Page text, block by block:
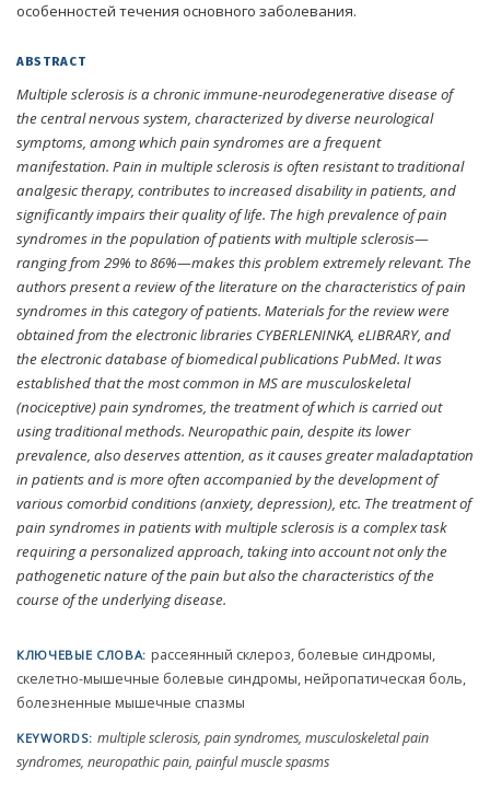
особенностей течения основного заболевания.
ABSTRACT
Multiple sclerosis is a chronic immune-neurodegenerative disease of
the central nervous system, characterized by diverse neurological
symptoms, among which pain syndromes are a frequent
manifestation. Pain in multiple sclerosis is often resistant to traditional
analgesic therapy, contributes to increased disability in patients, and
significantly impairs their quality of life. The high prevalence of pain
syndromes in the population of patients with multiple sclerosis—
ranging from 29% to 86%—makes this problem extremely relevant. The
authors present a review of the literature on the characteristics of pain
syndromes in this category of patients. Materials for the review were
obtained from the electronic libraries CYBERLENINKA, eLIBRARY, and
the electronic database of biomedical publications PubMed. It was
established that the most common in MS are musculoskeletal
(nociceptive) pain syndromes, the treatment of which is carried out
using traditional methods. Neuropathic pain, despite its lower
prevalence, also deserves attention, as it causes greater maladaptation
in patients and is more often accompanied by the development of
various comorbid conditions (anxiety, depression), etc. The treatment of
pain syndromes in patients with multiple sclerosis is a complex task
requiring a personalized approach, taking into account not only the
pathogenetic nature of the pain but also the characteristics of the
course of the underlying disease.
КЛЮЧЕВЫЕ СЛОВА: рассеянный склероз, болевые синдромы,
скелетно-­мышечные болевые синдромы, нейропатическая боль,
болезненные мышечные спазмы
KEYWORDS: multiple sclerosis, pain syndromes, musculoskeletal pain
syndromes, neuropathic pain, painful muscle spasms